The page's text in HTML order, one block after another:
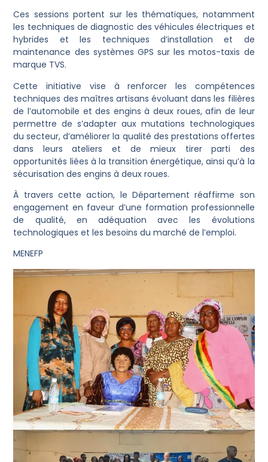
Ces sessions portent sur les thématiques, notamment
les techniques de diagnostic des véhicules électriques et
hybrides et les techniques d’installation et de
maintenance des systèmes GPS sur les motos-taxis de
marque TVS.
Cette initiative vise à renforcer les compétences
techniques des maîtres artisans évoluant dans les filières
de l’automobile et des engins à deux roues, afin de leur
permettre de s’adapter aux mutations technologiques
du secteur, d’améliorer la qualité des prestations offertes
dans leurs ateliers et de mieux tirer parti des
opportunités liées à la transition énergétique, ainsi qu’à la
sécurisation des engins à deux roues.
À travers cette action, le Département réaffirme son
engagement en faveur d’une formation professionnelle
de qualité, en adéquation avec les évolutions
technologiques et les besoins du marché de l’emploi.
MENEFP